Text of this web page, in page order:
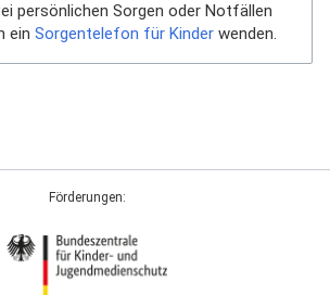
persönlichen Sorgen oder Notfällen
ein Sorgentelefon für Kinder wenden.
Förderungen: